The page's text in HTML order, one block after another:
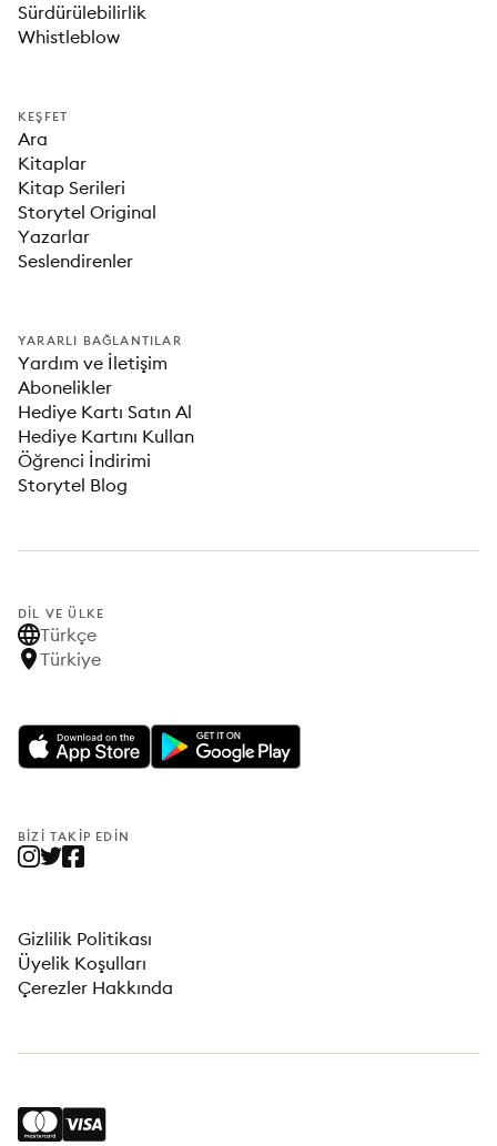
Sürdürülebilirlik
Whistleblow
KEŞFET
Ara
Kitaplar
Kitap Serileri
Storytel Original
Yazarlar
Seslendirenler
YARARLI BAĞLANTILAR
Yardım ve İletişim
Abonelikler
Hediye Kartı Satın Al
Hediye Kartını Kullan
Öğrenci İndirimi
Storytel Blog
DIL VE ÜLKE
Türkçe
Türkiye
BIZI TAKIP EDIN
Gizlilik Politikası
Üyelik Koşulları
Çerezler Hakkında